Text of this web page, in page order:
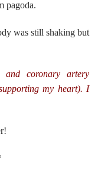
pagoda.
was still shaking but
and coronary artery
my heart). I